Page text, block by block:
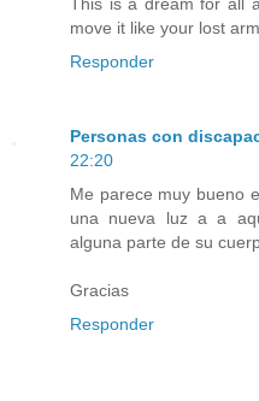
move it like your lost
Responder
Personas con
22:20
Me parece muy bueno
una nueva luz a a
alguna parte de su
Gracias
Responder